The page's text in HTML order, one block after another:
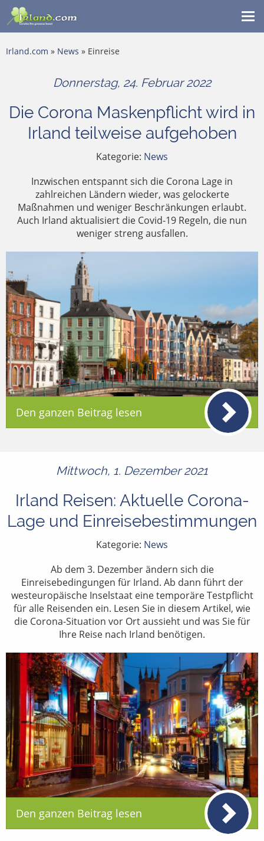
Irland.com » News » Einreise
Donnerstag, 24. Februar 2022
Die Corona Maskenpflicht wird in
Irland teilweise aufgehoben
Kategorie: News
Inzwischen entspannt sich die Corona Lage in
zahlreichen Ländern wieder, was gelockerte
Maßnahmen und weniger Beschränkungen erlaubt.
Auch Irland aktualisiert die Covid-19 Regeln, die nun
weniger streng ausfallen.
Den ganzen Beitrag lesen
Mittwoch, 1. Dezember 2021
Irland Reisen: Aktuelle Corona-
Lage und Einreisebestimmungen
Kategorie: News
Ab dem 3. Dezember ändern sich die
Einreisebedingungen für Irland. Ab dann führt der
westeuropäische Inselstaat eine temporäre Testpflicht
für alle Reisenden ein. Lesen Sie in diesem Artikel, wie
die Corona-Situation vor Ort aussieht und was Sie für
Ihre Reise nach Irland benötigen.
Den ganzen Beitrag lesen